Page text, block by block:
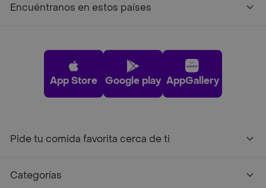
Encuéntranos en estos países
App Store Google play AppGallery
Pide tu comida favorita cerca de ti
Categorías